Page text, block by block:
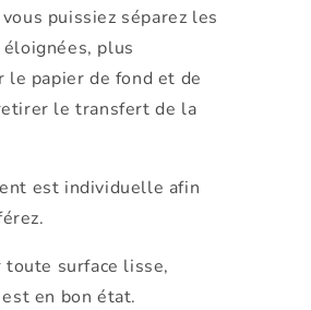
puissiez séparez les
plus
papier de fond et de
le transfert de la
est individuelle afin
surface lisse,
en bon état.